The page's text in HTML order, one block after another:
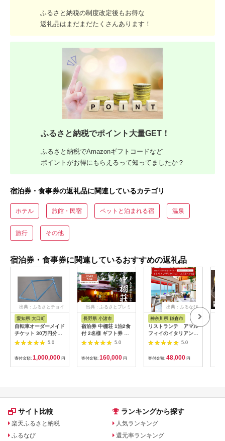
ふるさと納税の制度改定後もお得な
返礼品はまだまだたくさんあります！
ふるさと納税でポイント大量GET！
ふるさと納税でAmazonギフトコードなど
ポイントがお得にもらえるって知ってましたか？
宿泊券・食事券の返礼品に関連しているカテゴリ
ホテル 旅館・民宿 ペットと泊まれる宿 温泉
旅行 その他
宿泊券・食事券に関連しているおすすめの返礼品
出典：ふるさとチョイ
愛知県 大口町
自転車オーダーメイド
チケット 30万円分
【1360365】
5.0
寄付金額: 1,000,000 円
出典：ふるさとプレミ
長野県 小諸市
宿泊券 中棚荘 1泊2食
付 2名様 ギフト券 チ
ケット 券 宿泊 旅行
5.0
寄付金額: 160,000 円
出典：ふるなび
神奈川県 鎌倉市
リストランテ アマル
フィイのイタリアンデ
ィナーコースA ペア
5.0
寄付金額: 48,000 円
サイト比較
楽天ふるさと納税
ふるなび
ランキングから探す
人気ランキング
還元率ランキング